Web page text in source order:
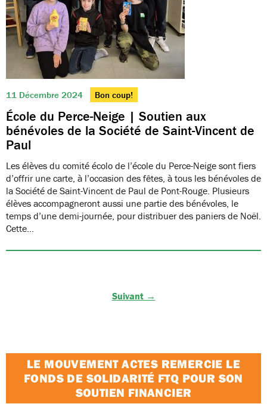
11 Décembre 2024 Bon coup!
École du Perce-Neige | Soutien aux
bénévoles de la Société de Saint-Vincent de
Paul
Les élèves du comité écolo de l’école du Perce-Neige sont fiers
d’offrir une carte, à l’occasion des fêtes, à tous les bénévoles de
la Société de Saint-Vincent de Paul de Pont-Rouge. Plusieurs
élèves accompagneront aussi une partie des bénévoles, le
temps d’une demi-journée, pour distribuer des paniers de Noël.
Cette…
Suivant →
LE MOUVEMENT ACTES REMERCIE LE
FONDS DE SOLIDARITÉ FTQ POUR SON
SOUTIEN FINANCIER